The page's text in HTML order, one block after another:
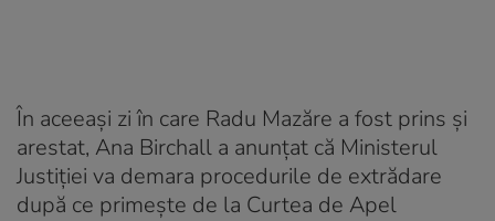
În aceeași zi în care Radu Mazăre a fost prins și
arestat, Ana Birchall a anunțat că Ministerul
Justiției va demara procedurile de extrădare
după ce primeşte de la Curtea de Apel